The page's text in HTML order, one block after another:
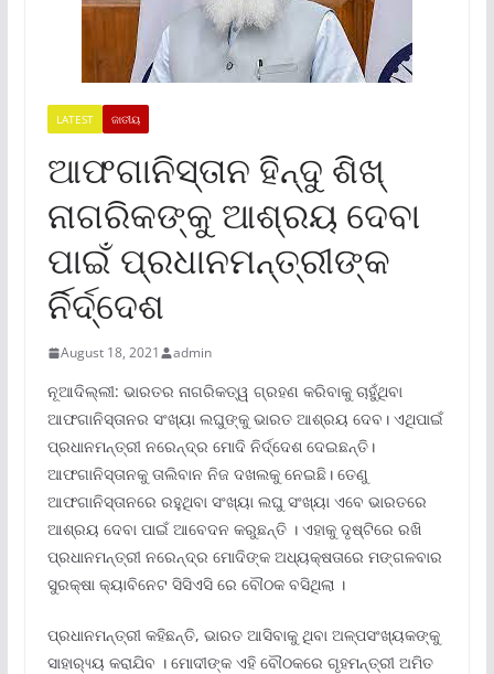
LATEST ଜାତୀୟ
ଆଫଗାନିସ୍ତାନ ହିନ୍ଦୁ ଶିଖ୍
ନାଗରିକଙ୍କୁ ଆଶ୍ରୟ ଦେବା
ପାଇଁ ପ୍ରଧାନମନ୍ତ୍ରୀଙ୍କ
ର୍ନିର୍ଦ୍ଦେଶ
August 18, 2021 admin
ନୂଆଦିଲ୍ଲୀ: ଭାରତର ନାଗରିକତ୍ୱ ଗ୍ରହଣ କରିବାକୁ ଚାହୁଁଥିବା
ଆଫଗାନିସ୍ତାନର ସଂଖ୍ୟା ଲଘୁଙ୍କୁ ଭାରତ ଆଶ୍ରୟ ଦେବ। ଏଥିପାଇଁ
ପ୍ରଧାନମନ୍ତ୍ରୀ ନରେନ୍ଦ୍ର ମୋଦି ନିର୍ଦ୍ଦେଶ ଦେଇଛନ୍ତି।
ଆଫଗାନିସ୍ତାନକୁ ତାଲିବାନ ନିଜ ଦଖଲକୁ ନେଇଛି। ତେଣୁ
ଆଫଗାନିସ୍ତାନରେ ରହୁଥିବା ସଂଖ୍ୟା ଲଘୁ ସଂଖ୍ୟା ଏବେ ଭାରତରେ
ଆଶ୍ରୟ ଦେବା ପାଇଁ ଆବେଦନ କରୁଛନ୍ତି । ଏହାକୁ ଦୃଷ୍ଟିରେ ରଖି
ପ୍ରଧାନମନ୍ତ୍ରୀ ନରେନ୍ଦ୍ର ମୋଦିଙ୍କ ଅଧ୍ୟକ୍ଷତାରେ ମଙ୍ଗଳବାର
ସୁରକ୍ଷା କ୍ୟାବିନେଟ ସିସିଏସି ରେ ବୌଠକ ବସିଥିଲା ।
ପ୍ରଧାନମନ୍ତ୍ରୀ କହିଛନ୍ତି, ଭାରତ ଆସିବାକୁ ଥିବା ଅଳ୍ପସଂଖ୍ୟକଙ୍କୁ
ସାହାର‌୍ୟ୍ୟ କରାଯିବ । ମୋଦୀଙ୍କ ଏହି ବୌଠକରେ ଗୃହମନ୍ତ୍ରୀ ଅମିତ